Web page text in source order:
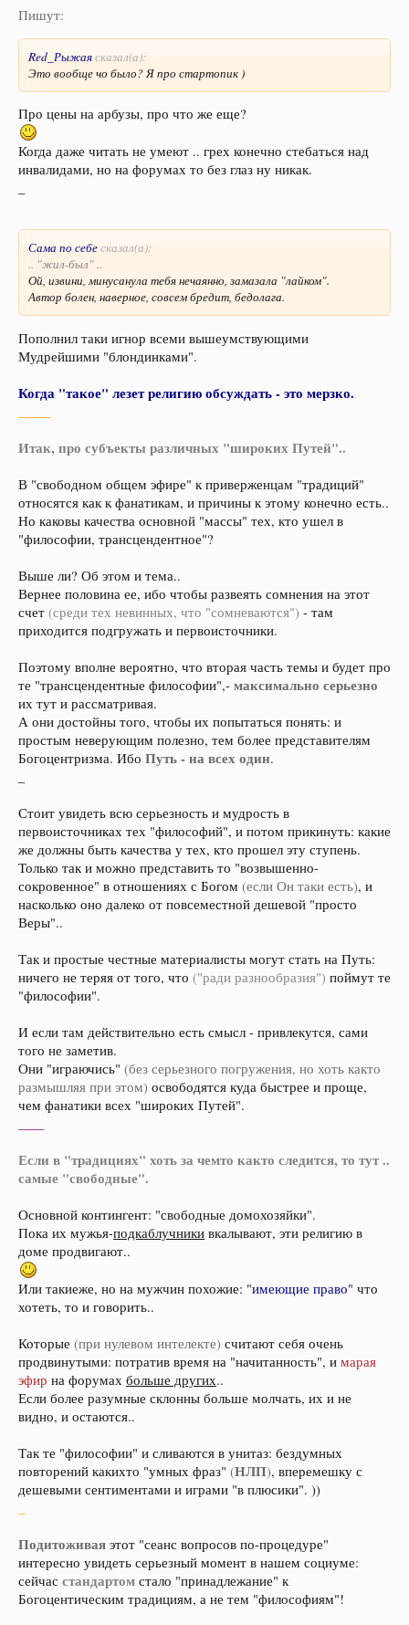
Пишут:
Red_Рыжаясказал(а):
Это вообще чо было? Я про стартопик )
Про цены на арбузы, про что же еще?
Когда даже читать не умеют .. грех конечно стебаться над
инвалидами, но на форумах то без глаз ну никак.
Сама по себесказал(а):
.. "жил-был" ..
Ой, извини, минусанула тебя нечаянно, замазала "лайком".
Автор болен, наверное, совсем бредит, бедолага.
Пополнил таки игнор всеми вышеумствующими
Мудрейшими "блондинками".
Когда "такое" лезет религию обсуждать - это мерзко.
Итак, про субъекты различных "широких Путей"..
В "свободном общем эфире" к приверженцам "традиций"
относятся как к фанатикам, и причины к этому конечно есть..
Но каковы качества основной "массы" тех, кто ушел в
"философии, трансцендентное"?
Выше ли? Об этом и тема..
Вернее половина ее, ибо чтобы развеять сомнения на этот
счет (среди тех невинных, что "сомневаются") - там
приходится подгружать и первоисточники.
Поэтому вполне вероятно, что вторая часть темы и будет про
те "трансцендентные философии",- максимально серьезно
их тут и рассматривая.
А они достойны того, чтобы их попытаться понять: и
простым неверующим полезно, тем более представителям
Богоцентризма. Ибо Путь - на всех один.
Стоит увидеть всю серьезность и мудрость в
первоисточниках тех "философий", и потом прикинуть: какие
же должны быть качества у тех, кто прошел эту ступень.
Только так и можно представить то "возвышенно-
сокровенное" в отношениях с Богом (если Он таки есть), и
насколько оно далеко от повсеместной дешевой "просто
Веры"..
Так и простые честные материалисты могут стать на Путь:
ничего не теряя от того, что ("ради разнообразия") поймут те
"философии".
И если там действительно есть смысл - привлекутся, сами
того не заметив.
Они "играючись" (без серьезного погружения, но хоть както
размышляя при этом) освободятся куда быстрее и проще,
чем фанатики всех "широких Путей".
Если в "традициях" хоть за чемто както следится, то тут ..
самые "свободные".
Основной контингент: "свободные домохозяйки".
Пока их мужья-подкаблучники вкалывают, эти религию в
доме продвигают..
Или такиеже, но на мужчин похожие: "имеющие право" что
хотеть, то и говорить..
Которые (при нулевом интелекте) считают себя очень
продвинутыми: потратив время на "начитанность", и марая
эфир на форумах больше других..
Если более разумные склонны больше молчать, их и не
видно, и остаются..
Так те "философии" и сливаются в унитаз: бездумных
повторений какихто "умных фраз" (НЛП), вперемешку с
дешевыми сентиментами и играми "в плюсики". ))
Подитоживая этот "сеанс вопросов по-процедуре"
интересно увидеть серьезный момент в нашем социуме:
сейчас стандартом стало "принадлежание" к
Богоцентическим традициям, а не тем "философиям"!